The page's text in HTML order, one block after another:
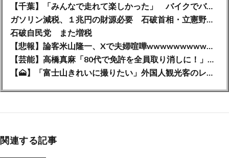
【千葉】「みんなで走れて楽しかった」 バイクでバースデー集団暴走 男女５７人を書類送検 SNSで参加者募る
ガソリン減税、１兆円の財源必要 石破首相・立憲野田氏「財源は死に物狂いで確保しなければならない」「本当に死に物狂いで」
石破自民党 また増税
【悲報】論客米山隆一、Xで夫婦喧嘩wwwwwwwwwwww
【芸能】高橋真麻「80代で免許を全員取り消しに！」 高齢ドライバーの事故問題で、高齢者の運転免許取り消し法を提案
【🗻】「富士山きれいに撮りたい」外国人観光客のレンタカー事故が急増…「ハンドルが逆で慣れず」、道の狭さも
関連する記事